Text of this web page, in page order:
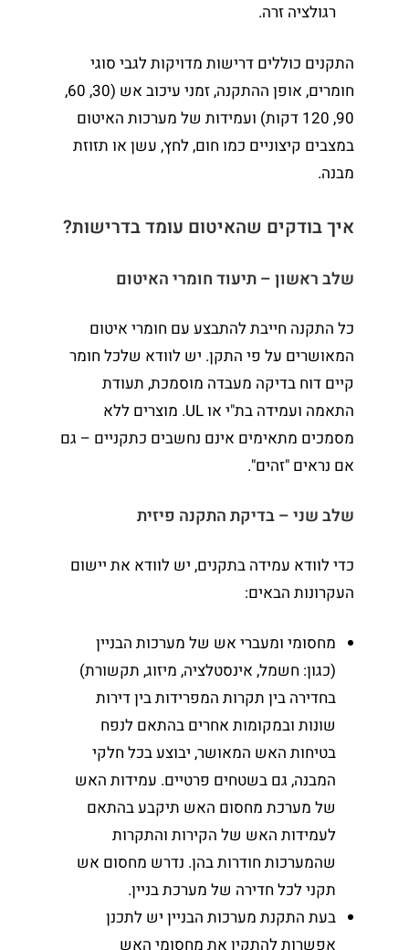
רגולציה זרה.
התקנים כוללים דרישות מדויקות לגבי סוגי
חומרים, אופן ההתקנה, זמני עיכוב אש (30, 60,
90, 120 דקות) ועמידות של מערכות האיטום
במצבים קיצוניים כמו חום, לחץ, עשן או תזוזת
מבנה.
איך בודקים שהאיטום עומד בדרישות?
שלב ראשון – תיעוד חומרי האיטום
כל התקנה חייבת להתבצע עם חומרי איטום
המאושרים על פי התקן. יש לוודא שלכל חומר
קיים דוח בדיקה מעבדה מוסמכת, תעודת
התאמה ועמידה בת"י או UL. מוצרים ללא
מסמכים מתאימים אינם נחשבים כתקניים – גם
אם נראים "זהים".
שלב שני – בדיקת התקנה פיזית
כדי לוודא עמידה בתקנים, יש לוודא את יישום
העקרונות הבאים:
מחסומי ומעברי אש של מערכות הבניין
(כגון: חשמל, אינסטלציה, מיזוג, תקשורת)
בחדירה בין תקרות המפרידות בין דירות
שונות ובמקומות אחרים בהתאם לנפח
בטיחות האש המאושר, יבוצע בכל חלקי
המבנה, גם בשטחים פרטיים. עמידות האש
של מערכת מחסום האש תיקבע בהתאם
לעמידות האש של הקירות והתקרות
שהמערכות חודרות בהן. נדרש מחסום אש
תקני לכל חדירה של מערכת בניין.
בעת התקנת מערכות הבניין יש לתכנן
אפשרות להתקין את מחסומי האש